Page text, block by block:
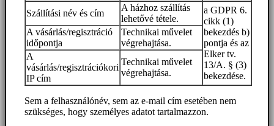
Szállítási név és cím
A házhoz szállítás
lehetővé tétele.
a GDPR 6.
cikk (1)
bekezdés b)
pontja és az
Elker tv.
13/A. § (3)
bekezdése.
A vásárlás/regisztráció
időpontja
Technikai művelet
végrehajtása.
A
vásárlás/regisztrációkori
IP cím
Technikai művelet
végrehajtása.
Sem a felhasználónév, sem az e-mail cím esetében nem
szükséges, hogy személyes adatot tartalmazzon.